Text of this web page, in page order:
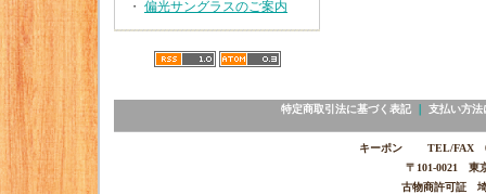
・ 偏光サングラスのご案内
特定商取引法に基づく表記｜ 支払い方法
キーポン TEL/FAX
〒101-0021 東
古物商許可証